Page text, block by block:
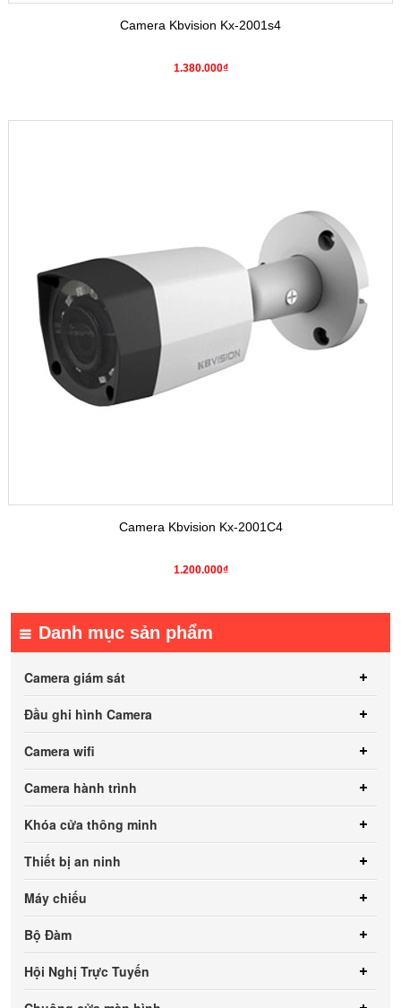
Camera Kbvision Kx-2001s4
1.380.000₫
Camera Kbvision Kx-2001C4
1.200.000₫
Danh mục sản phẩm
Camera giám sát
Đầu ghi hình Camera
Camera wifi
Camera hành trình
Khóa cửa thông minh
Thiết bị an ninh
Máy chiếu
Bộ Đàm
Hội Nghị Trực Tuyến